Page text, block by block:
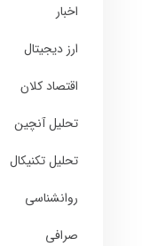
اخبار
ارز دیجیتال
اقتصاد کلان
تحلیل آنچین
تحلیل تکنیکال
روانشناسی
صرافی